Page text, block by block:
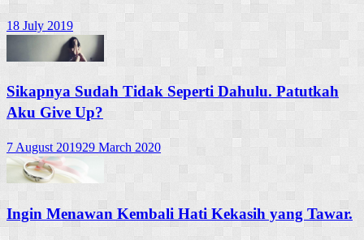
18 July 2019
Sikapnya Sudah Tidak Seperti Dahulu. Patutkah
Aku Give Up?
7 August 201929 March 2020
Ingin Menawan Kembali Hati Kekasih yang Tawar.